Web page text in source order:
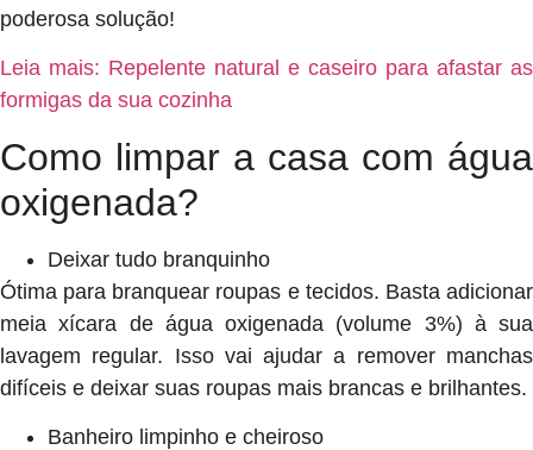
poderosa solução!
Leia mais: Repelente natural e caseiro para afastar as
formigas da sua cozinha
Como limpar a casa com água
oxigenada?
Deixar tudo branquinho
Ótima para branquear roupas e tecidos. Basta adicionar
meia xícara de água oxigenada (volume 3%) à sua
lavagem regular. Isso vai ajudar a remover manchas
difíceis e deixar suas roupas mais brancas e brilhantes.
Banheiro limpinho e cheiroso